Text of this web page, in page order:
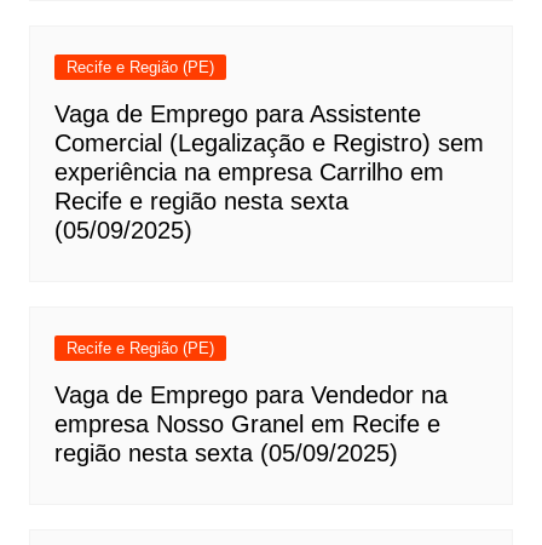
Recife e Região (PE)
Vaga de Emprego para Assistente
Comercial (Legalização e Registro) sem
experiência na empresa Carrilho em
Recife e região nesta sexta
(05/09/2025)
Recife e Região (PE)
Vaga de Emprego para Vendedor na
empresa Nosso Granel em Recife e
região nesta sexta (05/09/2025)